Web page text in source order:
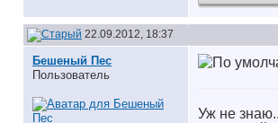
22.09.2012, 18:37
Бешеный Пес
Пользователь
Уж не